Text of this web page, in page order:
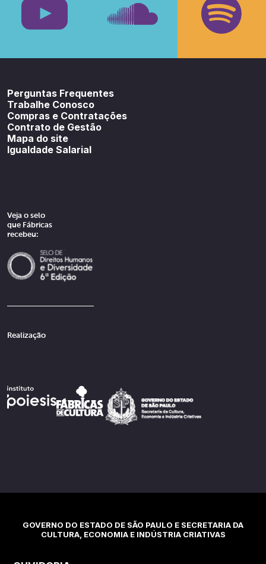
Perguntas Frequentes
Trabalhe Conosco
Compras e Contratações
Contrato de Gestão
Mapa do site
Igualdade Salarial
Veja o selo
que Fábricas
recebeu:
Realização
GOVERNO DO ESTADO DE SÃO PAULO E SECRETARIA DA
CULTURA, ECONOMIA E INDÚSTRIA CRIATIVAS